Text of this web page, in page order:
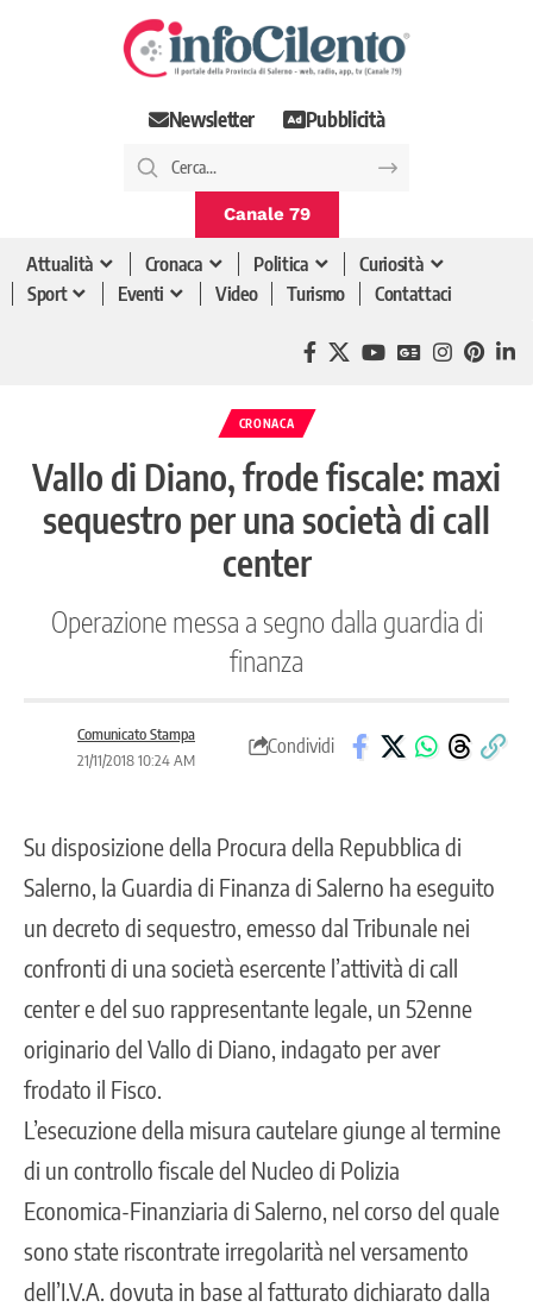
Newsletter Pubblicità
Canale 79
Attualità Cronaca Politica
Curiosità
Sport
Eventi Video Turismo Contattaci
CRONACA
Vallo di Diano, frode fiscale: maxi
sequestro per una società di call
center
Operazione messa a segno dalla guardia di
finanza
Comunicato Stampa
21/11/2018 10:24 AM
Condividi
Su disposizione della Procura della Repubblica di
Salerno, la Guardia di Finanza di Salerno ha eseguito
un decreto di sequestro, emesso dal Tribunale nei
confronti di una società esercente l’attività di call
center e del suo rappresentante legale, un 52enne
originario del Vallo di Diano, indagato per aver
frodato il Fisco.
L’esecuzione della misura cautelare giunge al termine
di un controllo fiscale del Nucleo di Polizia
Economica-Finanziaria di Salerno, nel corso del quale
sono state riscontrate irregolarità nel versamento
dell’I.V.A. dovuta in base al fatturato dichiarato dalla